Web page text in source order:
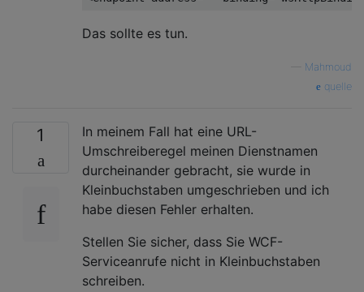
Das sollte es tun.
Mahmoud
quelle
1
In meinem Fall hat eine URL-
Umschreiberegel meinen Dienstnamen
durcheinander gebracht, sie wurde in
Kleinbuchstaben umgeschrieben und ich
habe diesen Fehler erhalten.
Stellen Sie sicher, dass Sie WCF-
Serviceanrufe nicht in Kleinbuchstaben
schreiben.